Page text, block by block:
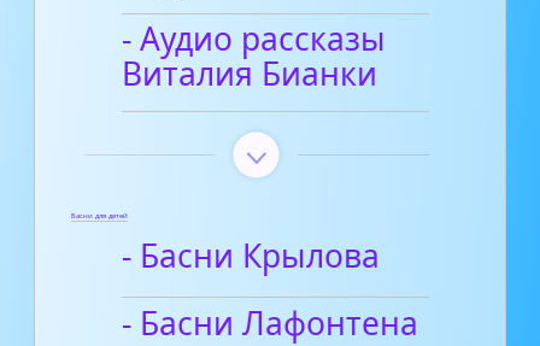
- Аудио рассказы
Виталия Бианки
Басни для детей
- Басни Крылова
- Басни Лафонтена